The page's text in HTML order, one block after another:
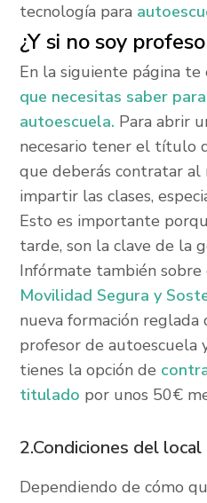
tecnología para
¿Y si no soy
En la siguiente página te
que necesitas saber
autoescuela. Para abrir
necesario tener el título
que deberás contratar al
impartir las clases,
Esto es importante
tarde, son la clave de la
Infórmate también sobre
Movilidad Segura y
nueva formación
profesor de autoescuela
tienes la opción de
titulado por unos 50€
2.Condiciones del local
Dependiendo de cómo